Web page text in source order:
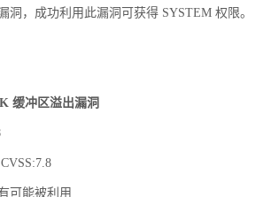
洞，成功利用此漏洞可获得 SYSTEM 权限。
缓冲区溢出漏洞
可能被利用